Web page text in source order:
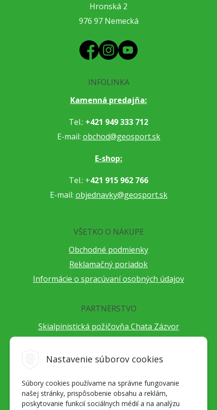
Nastavenie súborov cookies
Súbory cookies používame na správne fungovanie
našej stránky, prispôsobenie obsahu a reklám,
poskytovanie funkcií sociálnych médií a na analýzu
Hronská 2
976 97 Nemecká
INFOLINKA
Kamenná predajňa:
Tel.: +421 949 333 712
E-mail: obchod@geosport.sk
E-shop:
Tel.: +421 915 962 766
E-mail: objednavky@geosport.sk
VŠETKO O NÁKUPE
Obchodné podmienky
Reklamačný poriadok
Informácie o spracúvaní osobných údajov
PARTNERSTVO
Skialpinistická požičovňa Chata Zázvor
Cestovateľský festival Cestou necestou
Alpenverein Slovensko
Hore-dole Derešom